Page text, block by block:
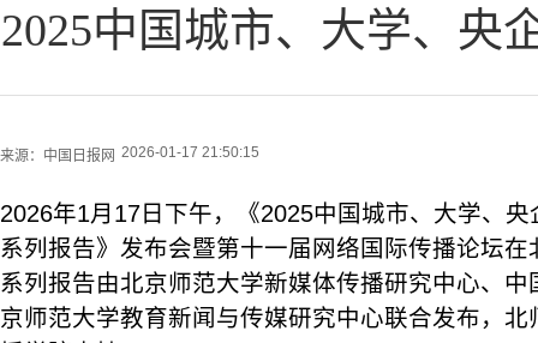
2025中国城市、大学、央
来源： 中国日报网 2026-01-17 21:50:15
2026年1月17日下午，《2025中国城市、大学、
系列报告》发布会暨第十一届网络国际传播论坛
系列报告由北京师范大学新媒体传播研究中心、
京师范大学教育新闻与传媒研究中心联合发布，